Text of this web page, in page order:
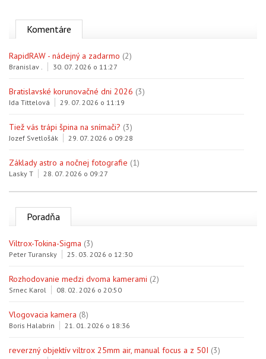
Komentáre
RapidRAW - nádejný a zadarmo (2)
Branislav . 30. 07. 2026 o 11:27
Bratislavské korunovačné dni 2026 (3)
Ida Tittelová 29. 07. 2026 o 11:19
Tiež vás trápi špina na snímači? (3)
Jozef Svetlošák 29. 07. 2026 o 09:28
Základy astro a nočnej fotografie (1)
Lasky T 28. 07. 2026 o 09:27
Poradňa
Viltrox-Tokina-Sigma (3)
Peter Turansky 25. 03. 2026 o 12:30
Rozhodovanie medzi dvoma kamerami (2)
Srnec Karol 08. 02. 2026 o 20:50
Vlogovacia kamera (8)
Boris Halabrin 21. 01. 2026 o 18:36
reverzný objektív viltrox 25mm air, manual focus a z 50I (3)